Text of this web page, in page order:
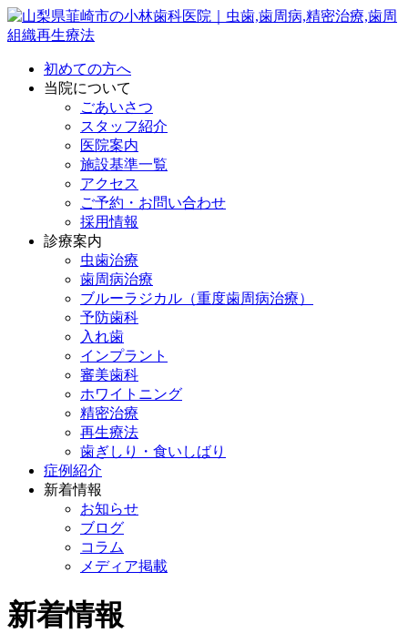
初めての方へ
当院について
ごあいさつ
スタッフ紹介
医院案内
施設基準一覧
アクセス
ご予約・お問い合わせ
採用情報
診療案内
虫歯治療
歯周病治療
ブルーラジカル（重度歯周病治療）
予防歯科
入れ歯
インプラント
審美歯科
ホワイトニング
精密治療
再生療法
歯ぎしり・食いしばり
症例紹介
新着情報
お知らせ
ブログ
コラム
メディア掲載
新着情報